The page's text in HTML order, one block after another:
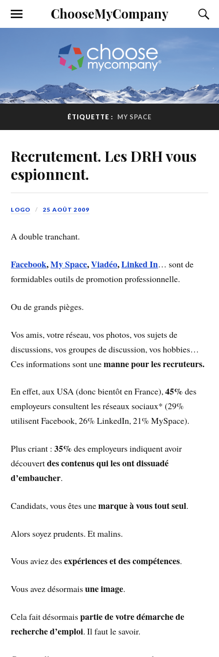
ChooseMyCompany
ÉTIQUETTE : MY SPACE
Recrutement. Les DRH vous
espionnent.
LOGO 25 AOÛT 2009
A double tranchant.
Facebook,My Space,Viadéo,Linked In… sont de
formidables outils de promotion professionnelle.
Ou de grands pièges.
Vos amis, votre réseau, vos photos, vos sujets de
discussions, vos groupes de discussion, vos hobbies…
Ces informations sont unemanne pour les recruteurs.
En effet, aux USA (donc bientôt en France),45% des
employeurs consultent les réseaux sociaux* (29%
utilisent Facebook, 26% LinkedIn, 21% MySpace).
Plus criant :35%des employeurs indiquent avoir
découvertdes contenus qui les ont dissuadé
d’embaucher.
Candidats, vous êtes unemarque à vous tout seul.
Alors soyez prudents. Et malins.
Vous aviez desexpériences et des compétences.
Vous avez désormaisune image.
Cela fait désormaispartie de votre démarche de
recherche d’emploi. Il faut le savoir.